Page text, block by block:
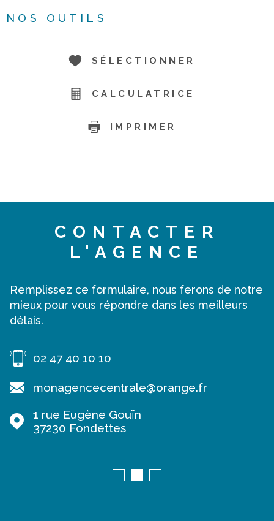
NOS OUTILS
SÉLECTIONNER
CALCULATRICE
IMPRIMER
CONTACTER
L'AGENCE
Remplissez ce formulaire, nous ferons de notre
mieux pour vous répondre dans les meilleurs
délais.
02 47 40 10 10
monagencecentrale@orange.fr
1 rue Eugène Gouïn
37230
Fondettes